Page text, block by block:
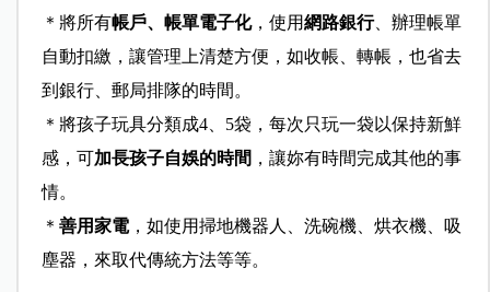
＊將所有帳戶、帳單電子化，使用網路銀行、辦理帳單
自動扣繳，讓管理上清楚方便，如收帳、轉帳，也省去
到銀行、郵局排隊的時間。
＊將孩子玩具分類成4、5袋，每次只玩一袋以保持新鮮
感，可加長孩子自娛的時間 ，讓妳有時間完成其他的事
情。
＊ 善用家電，如使用掃地機器人、洗碗機、烘衣機、吸
塵器，來取代傳統方法等等。